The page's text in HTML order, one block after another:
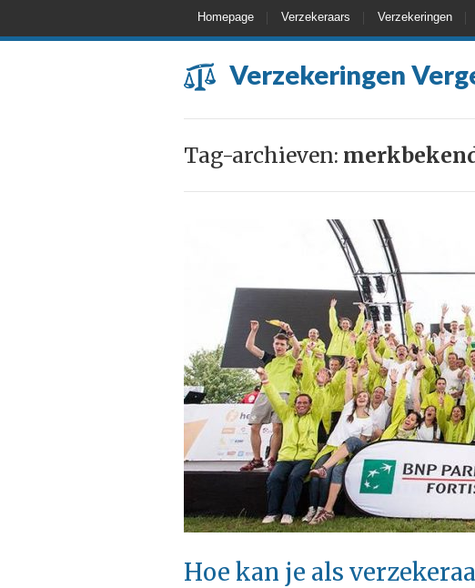
Homepage Verzekeraars Verzekeringen
Verzekeringen
Tag-archieven:
Hoe kan je als